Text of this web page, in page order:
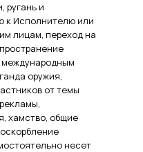
ругань и
к Исполнителю или
лицам, переход на
оружия,
от темы
хамство, общие
несет